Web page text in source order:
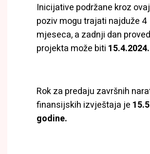
Inicijative podržane kroz
poziv mogu trajati najduže 4
mjeseca, a zadnji dan
projekta može biti
Rok za predaju završnih
finansijskih izvještaja je
godine.